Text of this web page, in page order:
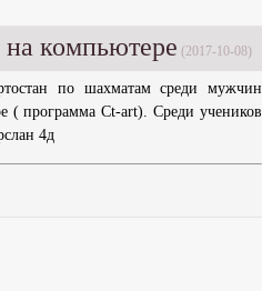
компьютере (2017-10-08)
по шахматам среди мужчин
( программа Сt-art). Среди учеников
4д